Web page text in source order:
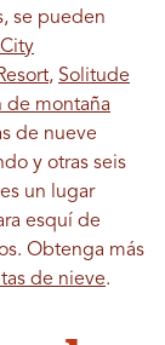
se pueden
, Solitude
de montaña
de nueve
y otras seis
un lugar
esquí de
Obtenga más
de nieve.